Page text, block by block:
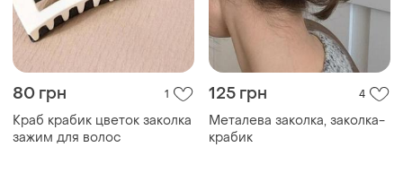
80 грн 1
Краб крабик цветок заколка
зажим для волос
125 грн 4
Металева заколка, заколка-
крабик